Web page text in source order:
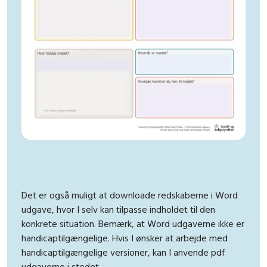
Det er også muligt at downloade redskaberne i Word
udgave, hvor I selv kan tilpasse indholdet til den
konkrete situation. Bemærk, at Word udgaverne ikke er
handicaptilgængelige. Hvis I ønsker at arbejde med
handicaptilgængelige versioner, kan I anvende pdf